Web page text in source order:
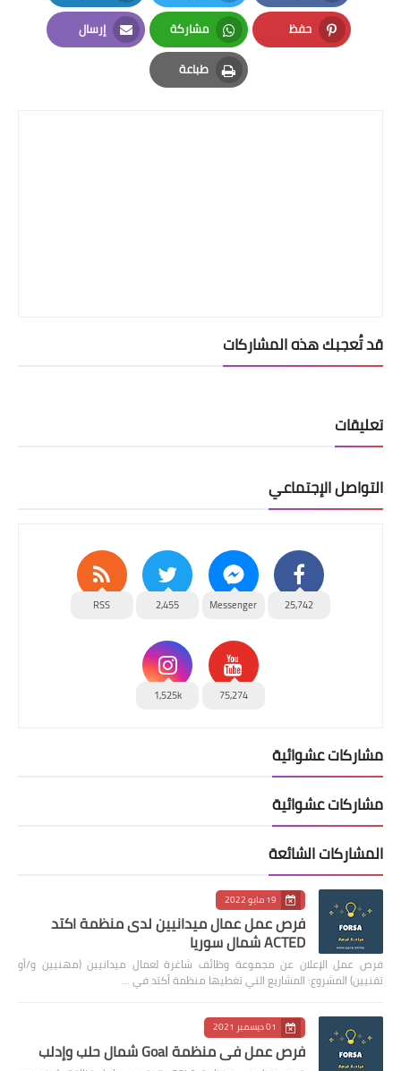
Facebook
Twitter
LinkedIn
حفظ
Pinterest
مشاركة
Whatsapp
إرسال
Email
طباعة
Print
قد تُعجبك هذه المشاركات
تعليقات
التواصل الإجتماعي
25,742
Messenger
2,455
RSS
75,274
1,525k
مشاركات عشوائية
مشاركات عشوائية
المشاركات الشائعة
19 مايو 2022
فرص عمل عمال ميدانيين لدى منظمة اكتد
ACTED شمال سوريا
فرص عمل الإعلان عن مجموعة وظائف شاغرة لعمال ميدانيين (مهنيين و/أو
تقنيين) المشروع: المشاريع التي تغطيها منظمة أكتد في …
01 ديسمبر 2021
فرص عمل في منظمة Goal شمال حلب وإدلب